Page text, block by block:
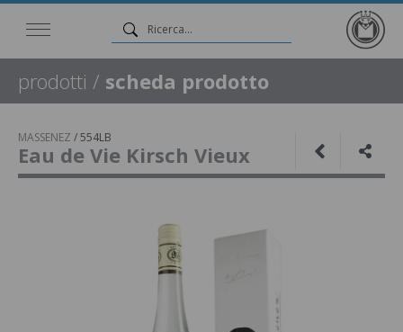
prodotti / scheda prodotto
MASSENEZ /554LB
Eau de Vie Kirsch Vieux